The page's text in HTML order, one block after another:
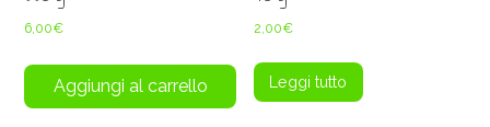
6,00€
Aggiungi al carrello
2,00€
Leggi tutto